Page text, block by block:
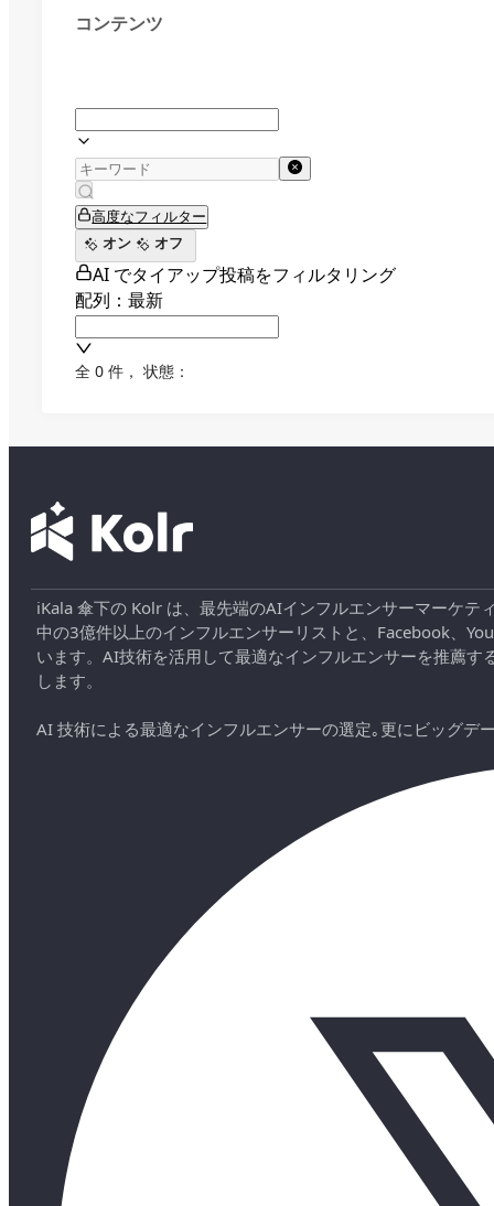
コンテンツ
高度なフィルター
オン
オフ
AI でタイアップ投稿をフィルタリング
配列：最新
全 0 件 ， 状態：
iKala 傘下の Kolr は、最先端のAIインフルエンサーマーケ
中の3億件以上のインフルエンサーリストと、Facebook、
います。AI技術を活用して最適なインフルエンサーを推薦
します。
AI 技術による最適なインフルエンサーの選定｡更にビッグデ